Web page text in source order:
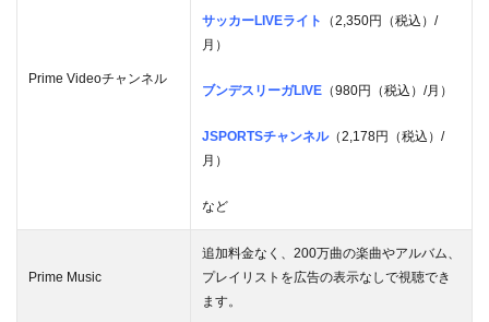
Prime Videoチャンネル
サッカーLIVEライト
（2,350円（税込）/
月）
ブンデスリーガLIVE （980円（税込）/月）
JSPORTSチャンネル（2,178円（税込）/
月）
など
Prime Music
追加料金なく、200万曲の楽曲やアルバム、
プレイリストを広告の表示なしで視聴でき
ます。